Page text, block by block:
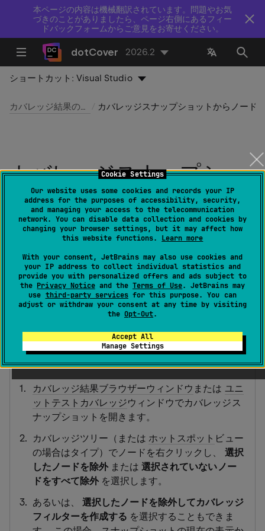
Cookie Settings
Our website uses some cookies and records your IP
address for the purposes of accessibility, security,
and managing your access to the telecommunication
network. You can disable data collection and cookies by
changing your browser settings, but it may affect how
this website functions. Learn more
With your consent, JetBrains may also use cookies and
your IP address to collect individual statistics and
provide you with personalized offers and ads subject to
the Privacy Noticeand the Terms of Use. JetBrains may
use third-party servicesfor this purpose. You can
adjust or withdraw your consent at any time by visiting
the Opt-Out.
Accept All
Manage Settings
本ページの内容は機械翻訳されています。問題やお気
づきのことがありましたら、ページ右側にあるフィー
ドバックフォームからご意見をお寄せください。
dotCover 2026.2
ショートカット:Visual Studio
カバレッジ結果の操作
カバレッジスナップショ
ットからノードを除外
最終更新日： 2026 年 7 月 14 日
カバレッジスナップショットが作成されたら、現在の表
示から特定の項目を除外できます。 これを実行するとす
ぐに、dotCover は即座にカバレッジ統計を再計算しま
カバレッジスナップショットからノードを
除外する
カバレッジ結果ブラウザーウィンドウ または ユニ
ットテストカバレッジウィンドウでカバレッジス
ナップショットを開きます。
カバレッジツリー（または ホットスポット ビュー
の場合はタイプ）でノードを右クリックし、 選択
したノードを除外 または選択されていないノー
ドをすべて除外 を選択します。
あるいは、選択したノードを除外してカバレッジ
フィルターを作成する を選択することもできま